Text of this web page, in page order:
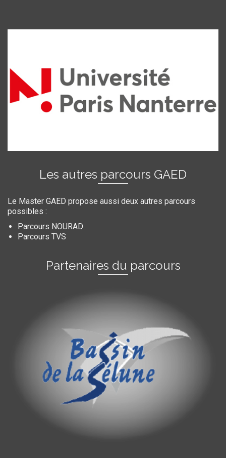
Les autres parcours GAED
Le Master GAED propose aussi deux autres parcours
possibles :
Parcours NOURAD
Parcours TVS
Partenaires du parcours